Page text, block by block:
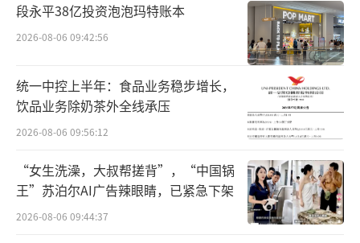
心血管疾病是国民健康的头号威胁，其元
凶之一便是“坏胆固醇”——低密度脂蛋白胆固
醇（LDL-C）水平居高不下。近年来，中国高L
DL-C血症患病率持续攀升，尤其是在已患动脉
粥样硬化性心血管疾病（ASCVD）的人群中，L
DL-C的达标率竟仅为6.8%。因此，尽早将LDL-
C水平控制在理想范围内，对于延缓血管动脉粥
样硬化斑块形成，降低心梗、脑梗等严重心血
段永平38亿投资泡泡玛特账本
2026-08-06 09:42:56
统一中控上半年：食品业务稳步增长，
饮品业务除奶茶外全线承压
2026-08-06 09:56:12
“女生洗澡，大叔帮搓背”，“中国锅
王”苏泊尔AI广告辣眼睛，已紧急下架
2026-08-06 09:44:37